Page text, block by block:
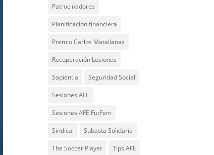
Patrocinadores
Planificación financiera
Premio Carlos Matallanas
Recuperación Lesiones
Sapientia Seguridad Social
Sesiones AFE
Sesiones AFE FutFem
Sindical Subasta Solidaria
The Soccer Player Tips AFE